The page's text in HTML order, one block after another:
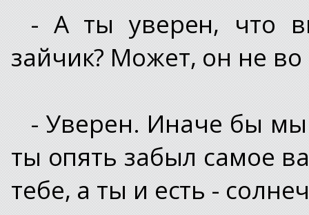
- А ты уверен, что
зайчик? Может, он не во
- Уверен. Иначе бы мы
ты опять забыл самое
тебе, а ты и есть -